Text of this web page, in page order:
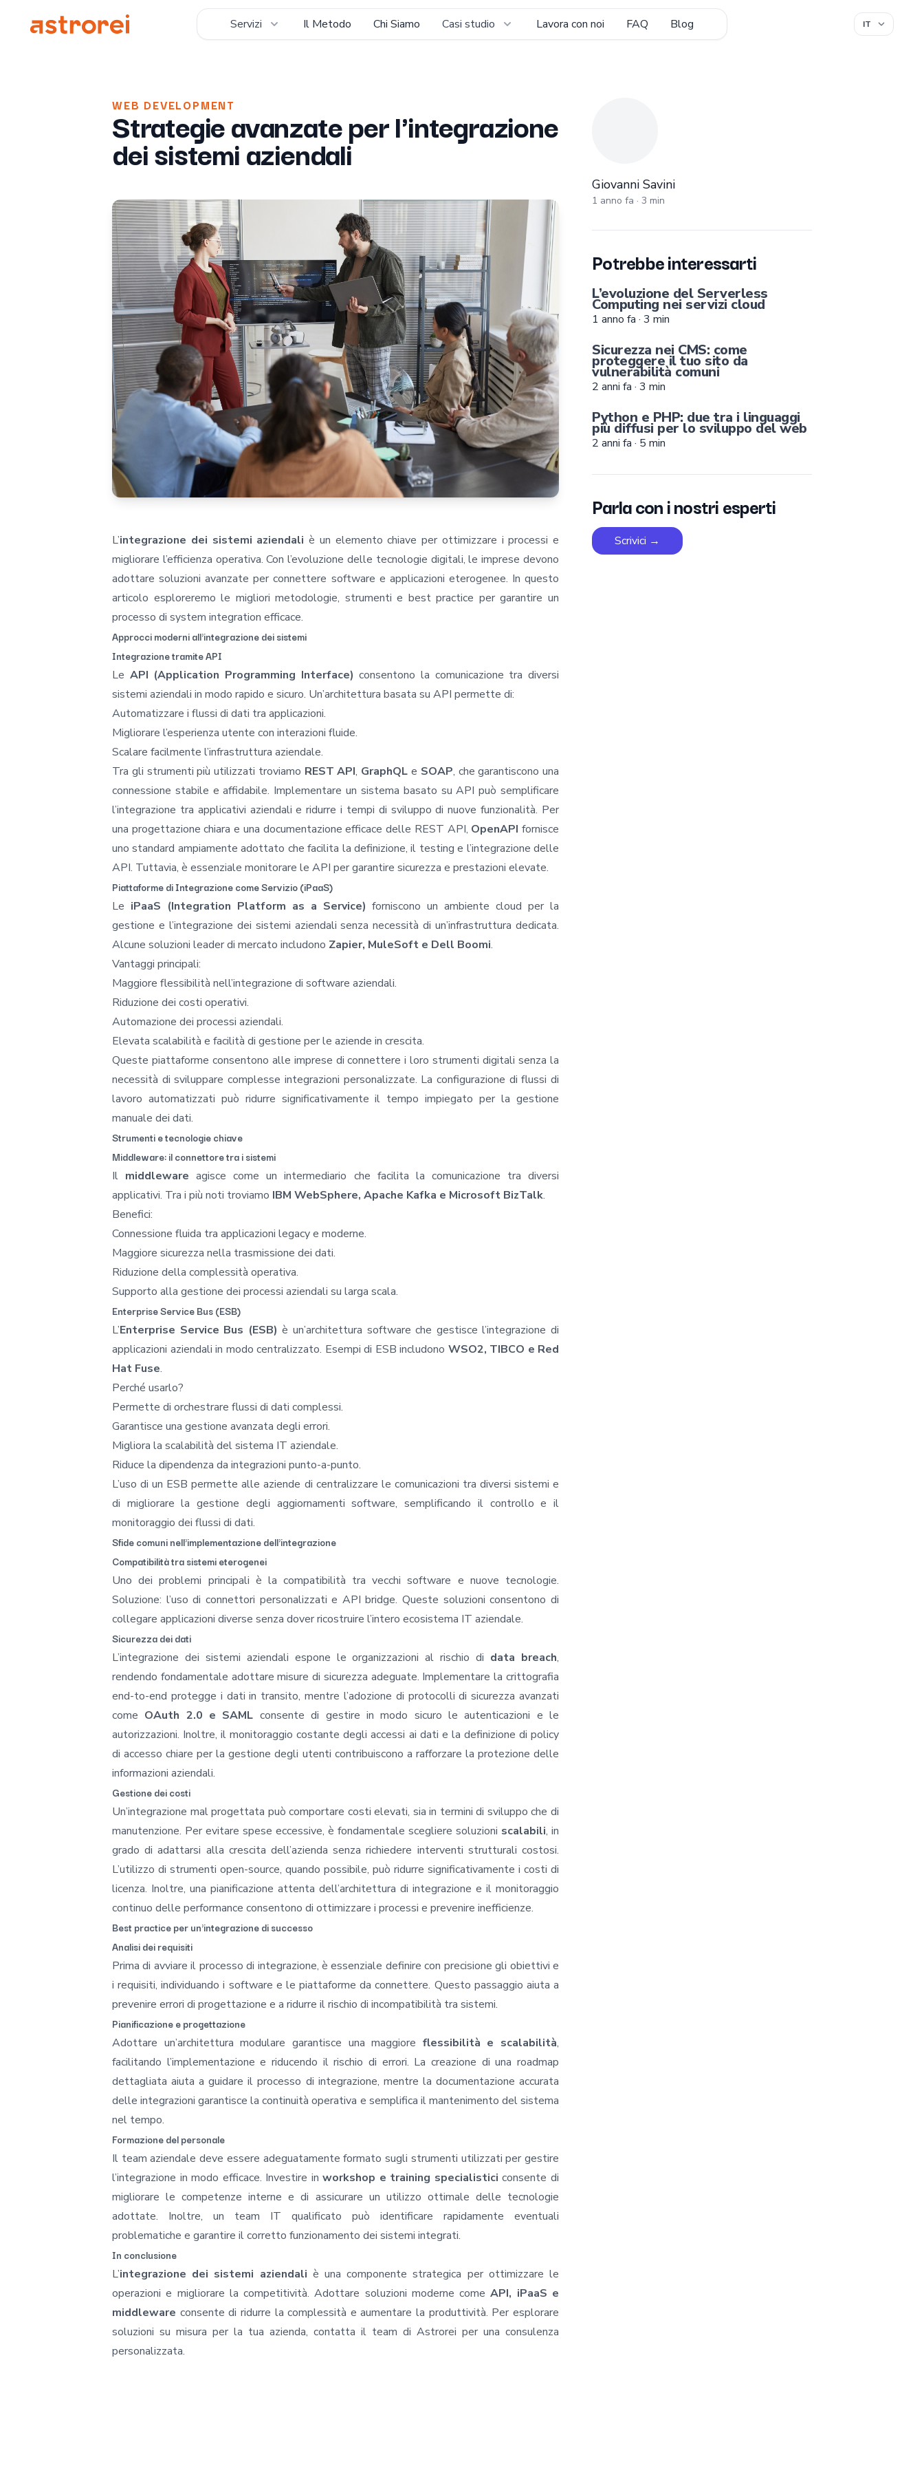
Astrorei Servizi Il Metodo Chi Siamo Casi studio Lavora con noi FAQ Blog
WEB DEVELOPMENT
Strategie avanzate per l'integrazione
dei sistemi aziendali
L’integrazione dei sistemi aziendali è un elemento chiave per ottimizzare i processi e
migliorare l’efficienza operativa. Con l’evoluzione delle tecnologie digitali, le imprese devono
adottare soluzioni avanzate per connettere software e applicazioni eterogenee. In questo
articolo esploreremo le migliori metodologie, strumenti e best practice per garantire un
processo di system integration efficace.
Approcci moderni all'integrazione dei sistemi
Integrazione tramite API
Le API (Application Programming Interface) consentono la comunicazione tra diversi
sistemi aziendali in modo rapido e sicuro. Un’architettura basata su API permette di:
Automatizzare i flussi di dati tra applicazioni.
Migliorare l’esperienza utente con interazioni fluide.
Scalare facilmente l’infrastruttura aziendale.
Tra gli strumenti più utilizzati troviamo REST API, GraphQL e SOAP, che garantiscono una
connessione stabile e affidabile. Implementare un sistema basato su API può semplificare
l’integrazione tra applicativi aziendali e ridurre i tempi di sviluppo di nuove funzionalità. Per
una progettazione chiara e una documentazione efficace delle REST API, OpenAPI fornisce
uno standard ampiamente adottato che facilita la definizione, il testing e l’integrazione delle
API. Tuttavia, è essenziale monitorare le API per garantire sicurezza e prestazioni elevate.
Piattaforme di Integrazione come Servizio (iPaaS)
Le iPaaS (Integration Platform as a Service) forniscono un ambiente cloud per la
gestione e l’integrazione dei sistemi aziendali senza necessità di un’infrastruttura dedicata.
Alcune soluzioni leader di mercato includono Zapier, MuleSoft e Dell Boomi.
Vantaggi principali:
Maggiore flessibilità nell’integrazione di software aziendali.
Riduzione dei costi operativi.
Automazione dei processi aziendali.
Elevata scalabilità e facilità di gestione per le aziende in crescita.
Queste piattaforme consentono alle imprese di connettere i loro strumenti digitali senza la
necessità di sviluppare complesse integrazioni personalizzate. La configurazione di flussi di
lavoro automatizzati può ridurre significativamente il tempo impiegato per la gestione
manuale dei dati.
Strumenti e tecnologie chiave
Middleware: il connettore tra i sistemi
Il middleware agisce come un intermediario che facilita la comunicazione tra diversi
applicativi. Tra i più noti troviamo IBM WebSphere, Apache Kafka e Microsoft BizTalk.
Benefici:
Connessione fluida tra applicazioni legacy e moderne.
Maggiore sicurezza nella trasmissione dei dati.
Riduzione della complessità operativa.
Supporto alla gestione dei processi aziendali su larga scala.
Enterprise Service Bus (ESB)
L’Enterprise Service Bus (ESB) è un’architettura software che gestisce l’integrazione di
applicazioni aziendali in modo centralizzato. Esempi di ESB includono WSO2, TIBCO e Red
Hat Fuse.
Perché usarlo?
Permette di orchestrare flussi di dati complessi.
Garantisce una gestione avanzata degli errori.
Migliora la scalabilità del sistema IT aziendale.
Riduce la dipendenza da integrazioni punto-a-punto.
L’uso di un ESB permette alle aziende di centralizzare le comunicazioni tra diversi sistemi e
di migliorare la gestione degli aggiornamenti software, semplificando il controllo e il
monitoraggio dei flussi di dati.
Sfide comuni nell'implementazione dell'integrazione
Compatibilità tra sistemi eterogenei
Uno dei problemi principali è la compatibilità tra vecchi software e nuove tecnologie.
Soluzione: l’uso di connettori personalizzati e API bridge. Queste soluzioni consentono di
collegare applicazioni diverse senza dover ricostruire l’intero ecosistema IT aziendale.
Sicurezza dei dati
L’integrazione dei sistemi aziendali espone le organizzazioni al rischio di data breach,
rendendo fondamentale adottare misure di sicurezza adeguate. Implementare la crittografia
end-to-end protegge i dati in transito, mentre l’adozione di protocolli di sicurezza avanzati
come OAuth 2.0 e SAML consente di gestire in modo sicuro le autenticazioni e le
autorizzazioni. Inoltre, il monitoraggio costante degli accessi ai dati e la definizione di policy
di accesso chiare per la gestione degli utenti contribuiscono a rafforzare la protezione delle
informazioni aziendali.
Gestione dei costi
Un’integrazione mal progettata può comportare costi elevati, sia in termini di sviluppo che di
manutenzione. Per evitare spese eccessive, è fondamentale scegliere soluzioni scalabili, in
grado di adattarsi alla crescita dell’azienda senza richiedere interventi strutturali costosi.
L’utilizzo di strumenti open-source, quando possibile, può ridurre significativamente i costi di
licenza. Inoltre, una pianificazione attenta dell’architettura di integrazione e il monitoraggio
continuo delle performance consentono di ottimizzare i processi e prevenire inefficienze.
Best practice per un'integrazione di successo
Analisi dei requisiti
Prima di avviare il processo di integrazione, è essenziale definire con precisione gli obiettivi e
i requisiti, individuando i software e le piattaforme da connettere. Questo passaggio aiuta a
prevenire errori di progettazione e a ridurre il rischio di incompatibilità tra sistemi.
Pianificazione e progettazione
Adottare un’architettura modulare garantisce una maggiore flessibilità e scalabilità,
facilitando l’implementazione e riducendo il rischio di errori. La creazione di una roadmap
dettagliata aiuta a guidare il processo di integrazione, mentre la documentazione accurata
delle integrazioni garantisce la continuità operativa e semplifica il mantenimento del sistema
nel tempo.
Formazione del personale
Il team aziendale deve essere adeguatamente formato sugli strumenti utilizzati per gestire
l’integrazione in modo efficace. Investire inworkshop e training specialistici consente di
migliorare le competenze interne e di assicurare un utilizzo ottimale delle tecnologie
adottate. Inoltre, un team IT qualificato può identificare rapidamente eventuali
problematiche e garantire il corretto funzionamento dei sistemi integrati.
In conclusione
L’integrazione dei sistemi aziendali è una componente strategica per ottimizzare le
operazioni e migliorare la competitività. Adottare soluzioni moderne comeAPI, iPaaS e
middleware consente di ridurre la complessità e aumentare la produttività. Per esplorare
soluzioni su misura per la tua azienda, contatta il team di Astrorei per una consulenza
personalizzata.
Giovanni Savini
1 anno fa · 3 min
Potrebbe interessarti
L’evoluzione del Serverless
Computing nei servizi cloud
1 anno fa · 3 min
Sicurezza nei CMS: come
proteggere il tuo sito da
vulnerabilità comuni
2 anni fa · 3 min
Python e PHP: due tra i linguaggi
più diffusi per lo sviluppo del web
2 anni fa · 5 min
Parla con i nostri esperti
Scrivici →